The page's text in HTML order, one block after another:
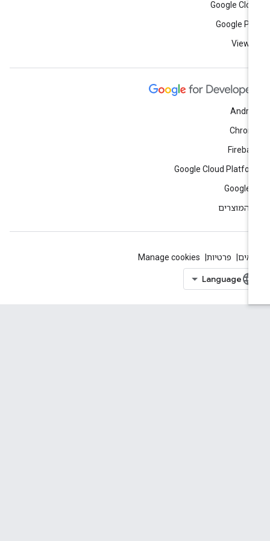
Google
Google
View
Google Cloud
Google
המוצרים
פרטיות Manage cookies